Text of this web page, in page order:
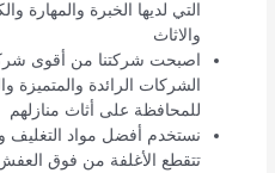
التي لديها الخبرة والمهارة
والاثاث
اصبحت شركتنا من أقوى
الشركات الرائدة والمتميزة
للمحافظة على أثاث منازلهم
نستخدم أفضل مواد التغليف
تتقطع الأغلفة من فوق العفش